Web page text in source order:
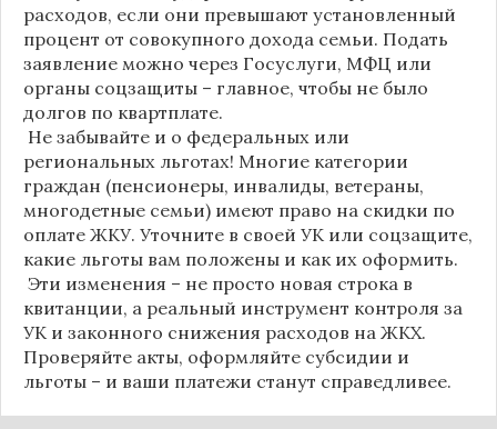
расходов, если они превышают установленный
процент от совокупного дохода семьи. Подать
заявление можно через Госуслуги, МФЦ или
органы соцзащиты – главное, чтобы не было
долгов по квартплате.
Не забывайте и о федеральных или
региональных льготах! Многие категории
граждан (пенсионеры, инвалиды, ветераны,
многодетные семьи) имеют право на скидки по
оплате ЖКУ. Уточните в своей УК или соцзащите,
какие льготы вам положены и как их оформить.
Эти изменения – не просто новая строка в
квитанции, а реальный инструмент контроля за
УК и законного снижения расходов на ЖКХ.
Проверяйте акты, оформляйте субсидии и
льготы – и ваши платежи станут справедливее.